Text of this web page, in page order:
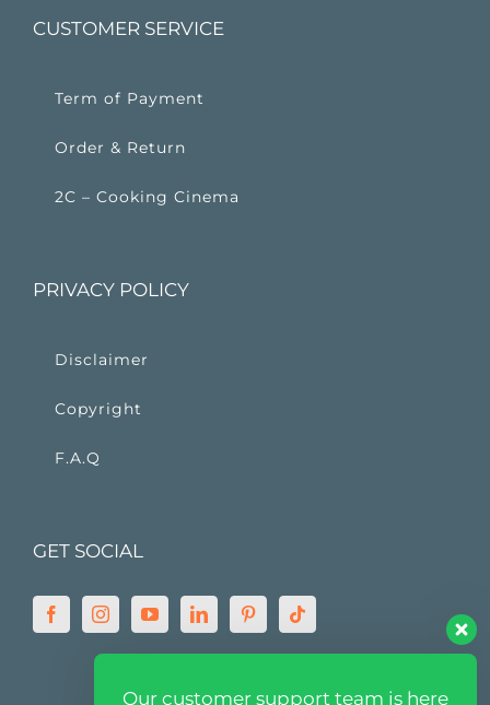
CUSTOMER SERVICE
Term of Payment
Order & Return
2C – Cooking Cinema
PRIVACY POLICY
Disclaimer
Copyright
F.A.Q
GET SOCIAL
Our customer support team is here